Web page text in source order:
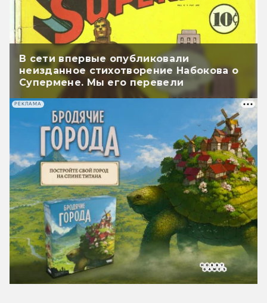
В сети впервые опубликовали
неизданное стихотворение Набокова о
Супермене. Мы его перевели
РЕКЛАМА